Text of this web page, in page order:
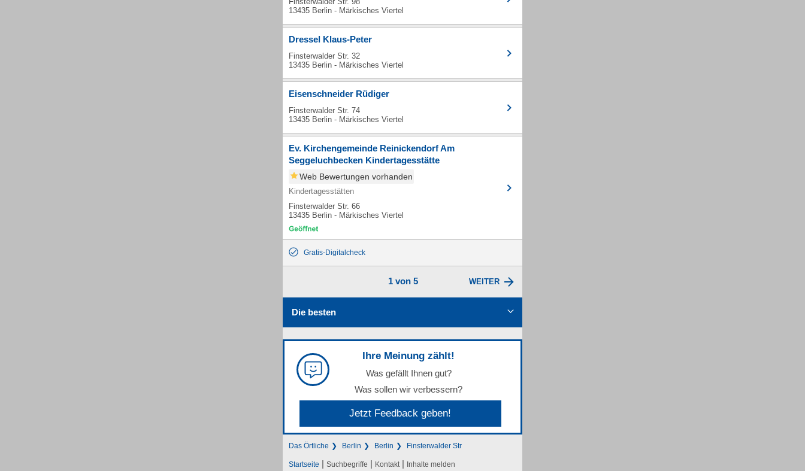
13435 Berlin - Märkisches Viertel
Dressel Klaus-Peter
Finsterwalder Str. 32
13435 Berlin - Märkisches Viertel
Eisenschneider Rüdiger
Finsterwalder Str. 74
13435 Berlin - Märkisches Viertel
Ev. Kirchengemeinde Reinickendorf Am
Seggeluchbecken Kindertagesstätte
Web Bewertungen vorhanden
Kindertagesstätten
Finsterwalder Str. 66
13435 Berlin - Märkisches Viertel
Gratis-Digitalcheck
1 von 5 WEITER
Die besten
Ihre Meinung zählt!
Was gefällt Ihnen gut?
Was sollen wir verbessern?
Jetzt Feedback geben!
Das Örtliche Berlin Berlin Finsterwalder Str
Startseite | Suchbegriffe | Kontakt | Inhalte melden